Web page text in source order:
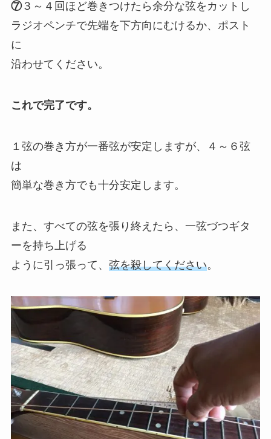
⑦３～４回ほど巻きつけたら余分な弦をカットし
ラジオペンチで先端を下方向にむけるか、ポスト
に
沿わせてください。
これで完了です。
１弦の巻き方が一番弦が安定しますが、４～６弦
は
簡単な巻き方でも十分安定します。
また、すべての弦を張り終えたら、一弦づつギタ
ーを持ち上げる
ように引っ張って、 弦を殺してください。